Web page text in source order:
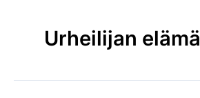
Urheilijan elämä